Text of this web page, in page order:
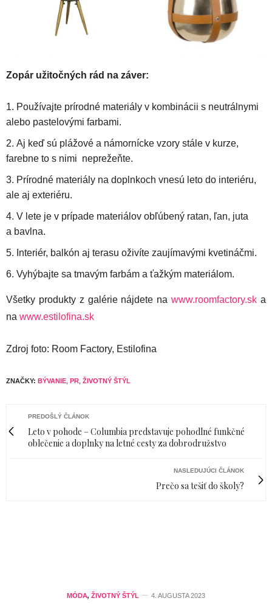
Zopár užitočných rád na záver:
Používajte prírodné materiály v kombinácii s neutrálnymi
alebo pastelovými farbami.
Aj keď sú plážové a námornícke vzory stále v kurze,
farebne to s nimi neprežeňte.
Prírodné materiály na doplnkoch vnesú leto do interiéru,
ale aj exteriéru.
V lete je v prípade materiálov obľúbený ratan, ľan, juta
a bavlna.
Interiér, balkón aj terasu oživíte zaujímavými kvetináčmi.
Vyhýbajte sa tmavým farbám a ťažkým materiálom.
Všetky produkty z galérie nájdete nawww.roomfactory.sk a
na www.estilofina.sk
Zdroj foto: Room Factory, Estilofina
ZNAČKY: BÝVANIE PR ŽIVOTNÝ ŠTÝL
PREDOŠLÝ ČLÁNOK
Leto v pohode – Columbia predstavuje pohodlné funkčné
oblečenie a doplnky na letné cesty za dobrodružstvo
NASLEDUJÚCI ČLÁNOK
Prečo sa tešiť do školy?
MÓDA, ŽIVOTNÝ ŠTÝL 4. AUGUSTA 2023